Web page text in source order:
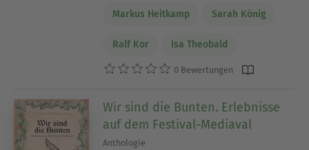
Markus Heitkamp Sarah König
Ralf Kor Isa Theobald
0 Bewertungen
Wir sind die Bunten. Erlebnisse
auf dem Festival-Mediaval
Anthologie